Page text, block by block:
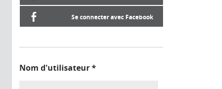
Se connecter avec Facebook
Nom d'utilisateur*